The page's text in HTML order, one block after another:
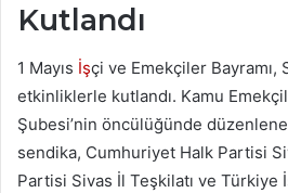
Kutlandı
1 Mayıs İşçi ve Emekçiler Bayramı,
etkinliklerle kutlandı. Kamu
Şubesi’nin öncülüğünde
sendika, Cumhuriyet Halk Partisi
Partisi Sivas İl Teşkilatı ve Türkiye